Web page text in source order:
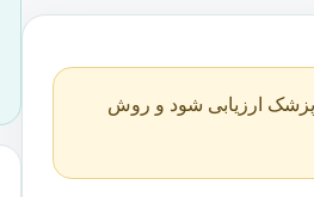
پزشک ارزیابی شود و روش